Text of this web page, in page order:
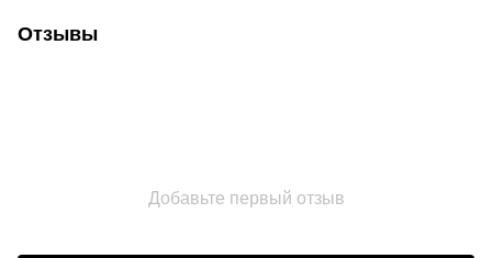
Отзывы
Добавьте первый отзыв